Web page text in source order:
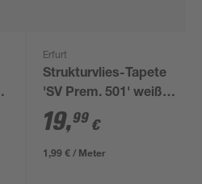
Erfurt
Strukturvlies-Tapete
'SV Prem. 501' weiß
0,53 x 10,05 m
19,99 €
1,99 € / Meter